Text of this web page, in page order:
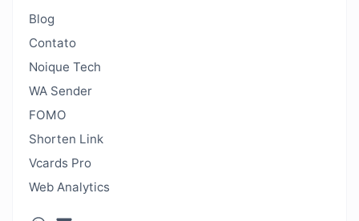
Blog
Contato
Noique Tech
WA Sender
FOMO
Shorten Link
Vcards Pro
Web Analytics